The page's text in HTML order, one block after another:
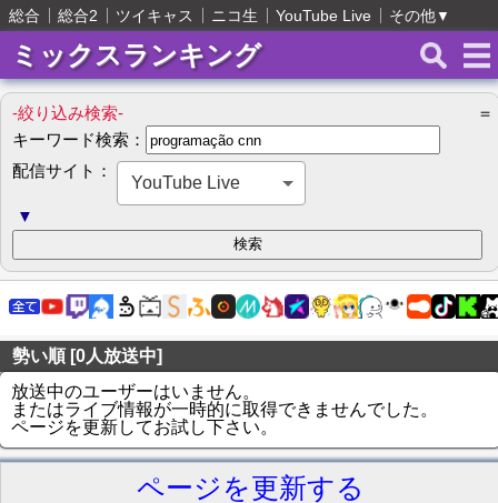
総合 総合2 ツイキャス ニコ生 YouTube Live その他▼
ミックスランキング
-絞り込み検索-
＝
キーワード検索：
配信サイト：
YouTube Live
▼
勢い順 [0人放送中]
放送中のユーザーはいません。
またはライブ情報が一時的に取得できませんでした。
ページを更新してお試し下さい。
ページを更新する